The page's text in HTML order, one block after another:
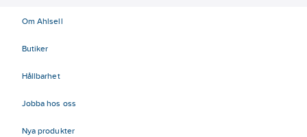
Om Ahlsell
Butiker
Hållbarhet
Jobba hos oss
Nya produkter